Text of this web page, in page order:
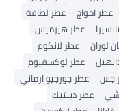
عطر امواج
عطر لطافة
عطر هيرميس
لوران
عطر لانكوم
عطر لوكسفيوم
جس
عطر جورجيو ارماني
عطر ديبتيك